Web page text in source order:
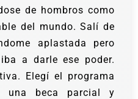
de hombros como
del mundo.Salí de
aplastada pero
a darle ese poder.
Elegí el programa
una beca parcial y